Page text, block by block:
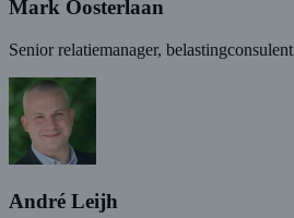
Mark Oosterlaan
Senior relatiemanager, belastingconsulent
André Leijh